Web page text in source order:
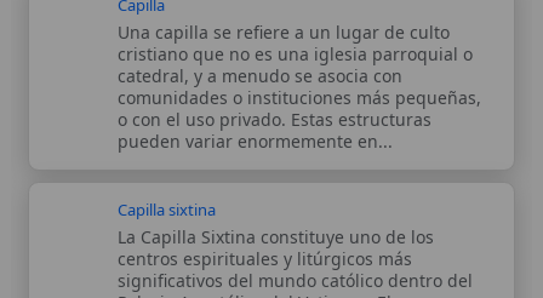
La Capilla Sixtina constituye uno de los
centros espirituales y litúrgicos más
significativos del mundo católico dentro del
Palacio Apostólico del Vaticano. El papa
celebra allí funciones solemnes y, sobre todo,
el colegio cardenalicio se reúne para elegir al
Sucesor...
Autor:Comité editorial
Artículo supervisado por el Comité
editorial de Wikitólica. Las afirmaciones
del artículo están basadas y contrastadas